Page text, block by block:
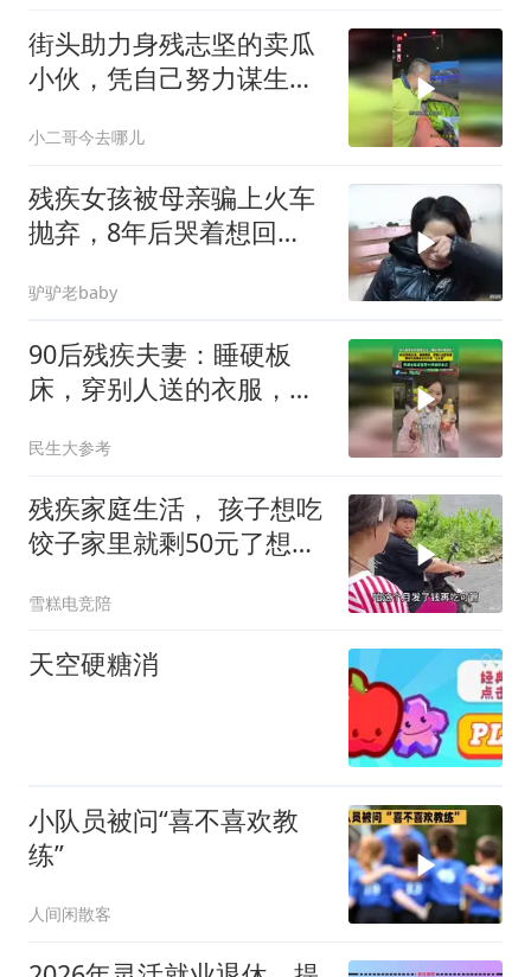
街头助力身残志坚的卖瓜
小伙，凭自己努力谋生，
的人加油
小二哥今去哪儿
残疾女孩被母亲骗上火车
抛弃，8年后哭着想回
驴驴老baby
90后残疾夫妻：睡硬板
床，穿别人送的衣服，却
屋”
民生大参考
残疾家庭生活， 孩子想吃
饺子家里就剩50元了想吃
雪糕电竞陪
天空硬糖消
小队员被问“喜不喜欢教
练”
人间闲散客